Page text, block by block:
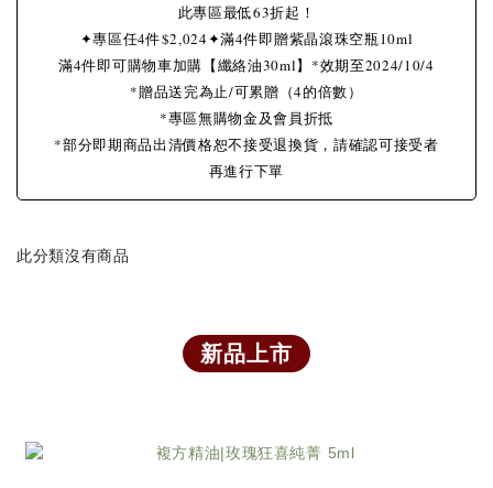
此專區最低63折起！
✦專區任4件$2,024✦滿4件即贈紫晶滾珠空瓶10ml
滿4件即可購物車加購【纖絡油30ml】*效期至2024/10/4
*贈品送完為止/可累贈（4的倍數）
*專區無購物金及會員折抵
*部分即期商品出清價格恕不接受退換貨，請確認可接受者
再進行下單
此分類沒有商品
新品上市